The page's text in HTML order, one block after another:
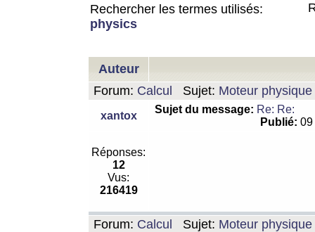
Rechercher les termes utilisés:
physics
Auteur
Forum: Calcul Sujet: Moteur
xantox
Sujet du message: Re: Re:
Publié:
Réponses:
12
Vus:
216419
Forum: Calcul Sujet: Moteur